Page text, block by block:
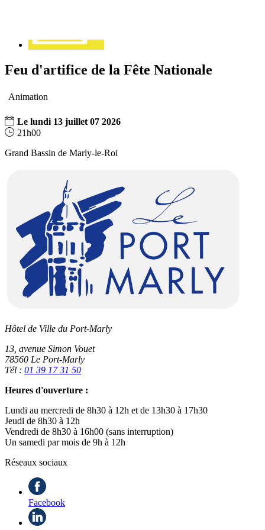
Feu d'artifice de la Fête Nationale
Animation
Le lundi 13 juillet 07 2026
21h00
Grand Bassin de Marly-le-Roi
Hôtel de Ville du Port-Marly
13, avenue Simon Vouet
78560 Le Port-Marly
Tél : 01 39 17 31 50
Heures d'ouverture :
Lundi au mercredi de 8h30 à 12h et de 13h30 à 17h30
Jeudi de 8h30 à 12h
Vendredi de 8h30 à 16h00 (sans interruption)
Un samedi par mois de 9h à 12h
Réseaux sociaux
Facebook